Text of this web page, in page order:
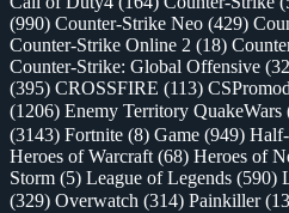
(990) Counter-Strike Neo (429)
Counter-Strike Online 2 (18)
Counter-Strike: Global Offensive
(395) CROSSFIRE (113) CSPromod
(1206) Enemy Territory QuakeWars
(3143) Fortnite (8) Game (949)
Heroes of Warcraft (68) Heroes of
Storm (5) League of Legends (590)
(329) Overwatch (314) Painkiller